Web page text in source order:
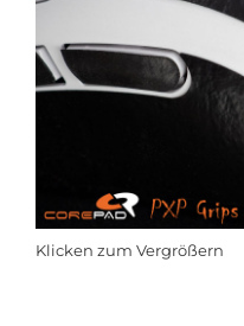
Klicken zum Vergrößern